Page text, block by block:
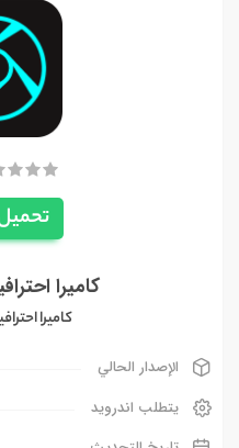
كاميرا
كاميرا
الإصدار الحالي
يتطلب اندرويد